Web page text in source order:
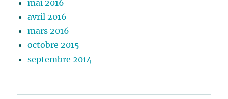
mai 2016
avril 2016
mars 2016
octobre 2015
septembre 2014